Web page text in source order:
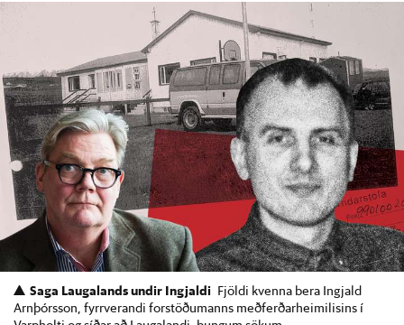
Saga Laugalands undir Ingjaldi Fjöldi kvenna bera Ingjald
Arnþórsson, fyrrverandi forstöðumanns meðferðarheimilisins í